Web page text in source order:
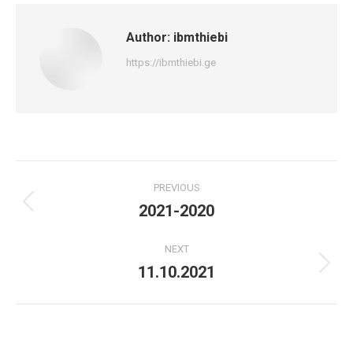
Author: ibmthiebi
https://ibmthiebi.ge
navigation
PREVIOUS
Previous
2021-2020
NEXT
Next
11.10.2021